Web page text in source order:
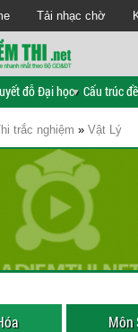
Tải nhạc chờ
đỗ Đại học Cấu trúc
trắc nghiệm » Vật Lý
Môn